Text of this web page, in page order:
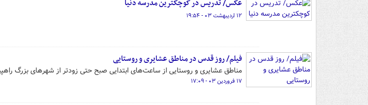
عکس/ تدریس در کوچکترین مدرسه دنیا
۱۲ اردیبهشت ۰۳ - ۱۹:۵۴
فیلم/ روز قدس در مناطق عشایری و روستایی
مناطق عشایری و روستایی از ساعت‌های ابتدایی صبح حتی زودتر از شهرهای بزرگ
۱۷ فروردین ۰۳ - ۱۷:۰۹